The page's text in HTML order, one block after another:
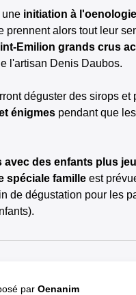
une initiation à l'oenologie
prennent alors tout leur
Emilion grands crus
l'artisan Denis Daubos.
déguster des sirops et
énigmes pendant que
avec des enfants plus
spéciale famille est
de dégustation pour les
par Oenanim